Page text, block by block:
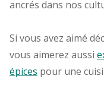
ancrés dans nos
Si vous avez aimé
vous aimerez aussi
épices pour une